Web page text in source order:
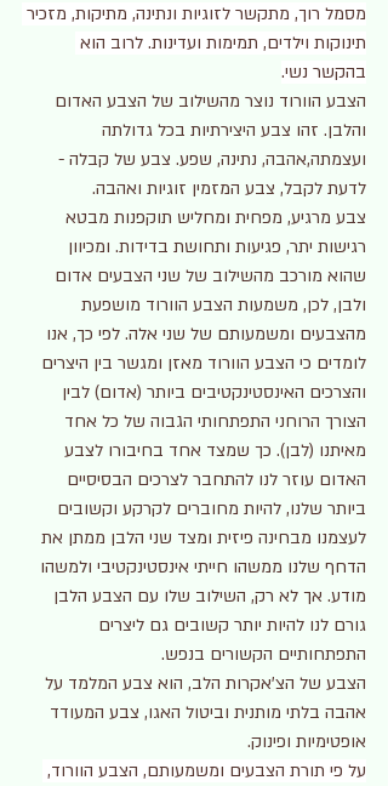
מסמל רוך, מתקשר לזוגיות ונתינה, מתיקות, מזכיר
תינוקות וילדים, תמימות ועדינות. לרוב הוא
בהקשר נשי.
הצבע הוורוד נוצר מהשילוב של הצבע האדום
והלבן. זהו צבע היצירתיות בכל גדולתה
ועצמתה,אהבה, נתינה, שפע. צבע של קבלה -
לדעת לקבל, צבע המזמין זוגיות ואהבה.
צבע מרגיע, מפחית ומחליש תוקפנות מבטא
רגישות יתר, פגיעות ותחושת בדידות. ומכיוון
שהוא מורכב מהשילוב של שני הצבעים אדום
ולבן, לכן, משמעות הצבע הוורוד מושפעת
מהצבעים ומשמעותם של שני אלה. לפי כך, אנו
לומדים כי הצבע הוורוד מאזן ומגשר בין היצרים
והצרכים האינסטינקטיבים ביותר (אדום) לבין
הצורך הרוחני התפתחותי הגבוה של כל אחד
מאיתנו (לבן). כך שמצד אחד בחיבורו לצבע
האדום עוזר לנו להתחבר לצרכים הבסיסיים
ביותר שלנו, להיות מחוברים לקרקע וקשובים
לעצמנו מבחינה פיזית ומצד שני הלבן ממתן את
הדחף שלנו ממשהו חייתי אינסטינקטיבי ולמשהו
מודע. אך לא רק, השילוב שלו עם הצבע הלבן
גורם לנו להיות יותר קשובים גם ליצרים
התפתחותיים הקשורים בנפש.
הצבע של הצ’אקרות הלב, הוא צבע המלמד על
אהבה בלתי מותנית וביטול האגו, צבע המעודד
אופטימיות ופינוק.
על פי תורת הצבעים ומשמעותם, הצבע הוורוד,